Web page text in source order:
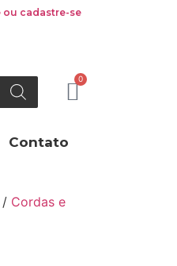
ou cadastre-se
0
Contato
/ Cordas e